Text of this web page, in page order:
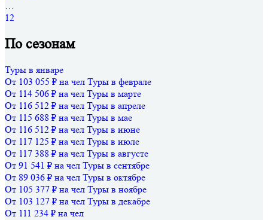
12
По сезонам
Туры в январе
От 103 055 ₽ на чел Туры в феврале
От 114 506 ₽ на чел Туры в марте
От 116 512 ₽ на чел Туры в апреле
От 115 688 ₽ на чел Туры в мае
От 116 512 ₽ на чел Туры в июне
От 117 125 ₽ на чел Туры в июле
От 117 388 ₽ на чел Туры в августе
От 91 541 ₽ на чел Туры в сентябре
От 89 036 ₽ на чел Туры в октябре
От 105 377 ₽ на чел Туры в ноябре
От 103 127 ₽ на чел Туры в декабре
От 111 234 ₽ на чел